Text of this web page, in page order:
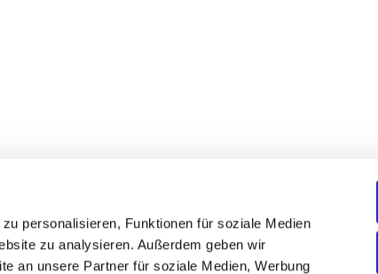
personalisieren, Funktionen für soziale Medien
zu analysieren. Außerdem geben wir
an unsere Partner für soziale Medien, Werbung
sexualisierter Gewalt
ChurchDesk-Login